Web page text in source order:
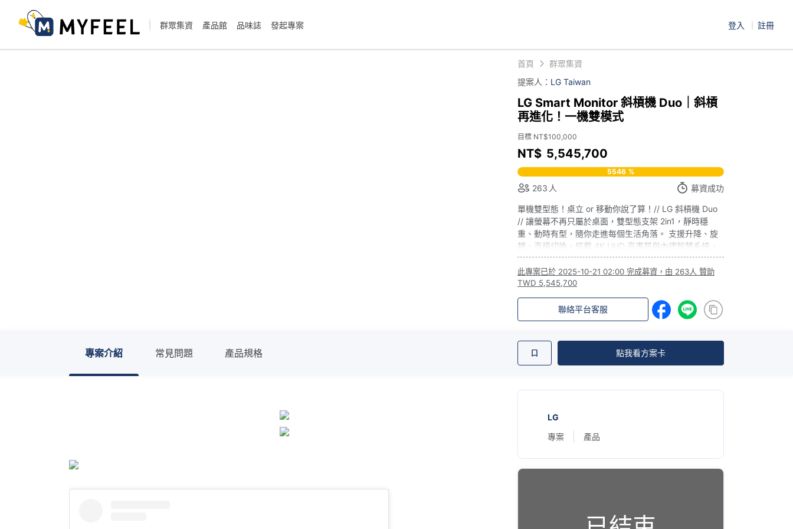
群眾集資 產品館 品味誌 發起專案 登入 註冊
首頁
群眾集資
提案人： LG Taiwan
LG Smart Monitor 斜槓機 Duo｜斜槓
再進化！一機雙模式
目標 NT$100,000
NT$ 5,545,700
5546 %
263 人 募資成功
單機雙型態！桌立 or 移動你說了算！// LG 斜槓機 Duo
// 讓螢幕不再只屬於桌面，雙型態支架 2in1，靜時穩
重、動時有型，隨你走進每個生活角落。 支援升降、旋
轉、直橫切換，搭載 4K UHD 高畫質與內建智慧系統，
從追劇、創作、遠端會議到多工工作，一台螢幕，承載你
所有日常可能！
此專案已於 2025-10-21 02:00 完成募資，由 263人 贊助
TWD 5,545,700
聯絡平台客服
專案介紹 常見問題 產品規格 點我看方案卡
LG
專案
產品